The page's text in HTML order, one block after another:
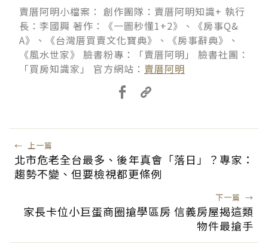
賣厝阿明小檔案： 創作團隊：賣厝阿明知識+ 執行
長：李國興 著作：《一圖秒懂1+2》、《房事Q&
A》、《台灣厝買賣文化寶典》、《房事辭典》、
《風水世家》 臉書粉專：「賣厝阿明」 臉書社團：
「買房知識家」 官方網站： 賣厝阿明
← 上一篇
北市危老全台最多、後年真會「落日」？專家：
趨勢不變、但要檢視都更條例
下一篇 →
家長卡位小巨蛋商圈搶學區房 信義房屋揭這類
物件最搶手